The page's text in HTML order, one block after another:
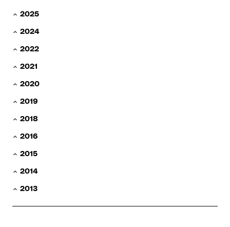
2025
2024
2022
2021
2020
2019
2018
2016
2015
2014
2013